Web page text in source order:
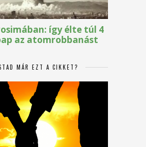
MÁR EZT A CIKKET?